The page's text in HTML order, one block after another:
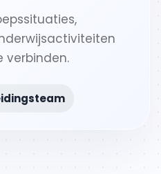
verbinden.